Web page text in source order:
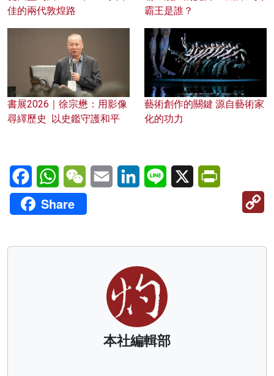
佳的兩代敦煌路
霸王是誰？
書展2026｜徐宗懋：用影像
尋繹歷史 以史鑑守護和平
藝術創作的關鍵 源自藝術家
化的功力
FacebookWhatsAppWeChatEmail LinkedInLine X
Share
本社編輯部